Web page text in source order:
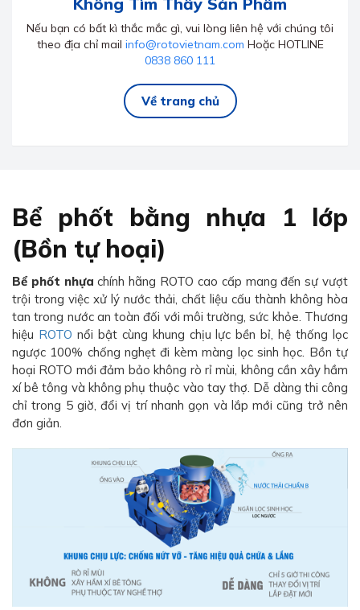
Nếu bạn có bất kì thắc mắc gì, vui lòng liên hệ với chúng tôi
theo địa chỉ mail info@rotovietnam.com Hoặc HOTLINE
0838 860 111
Về trang chủ
Bể phốt bằng nhựa 1 lớp
(Bồn tự hoại)
Bể phốt nhựa chính hãng ROTO cao cấp mang đến sự vượt
trội trong việc xử lý nước thải, chất liệu cấu thành không hòa
tan trong nước an toàn đối với môi trường, sức khỏe. Thương
hiệu ROTO nổi bật cùng khung chịu lực bền bỉ, hệ thống lọc
ngược 100% chống nghẹt đi kèm màng lọc sinh học. Bồn tự
hoại ROTO mới đảm bảo không rò rỉ mùi, không cần xây hầm
xí bê tông và không phụ thuộc vào tay thợ. Dễ dàng thi công
chỉ trong 5 giờ, đổi vị trí nhanh gọn và lắp mới cũng trở nên
đơn giản.